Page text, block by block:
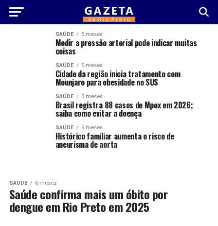
SAÚDE 5 meses
Medir a pressão arterial pode indicar muitas
coisas
SAÚDE 5 meses
Cidade da região inicia tratamento com
Mounjaro para obesidade no SUS
SAÚDE 5 meses
Brasil registra 88 casos de Mpox em 2026;
saiba como evitar a doença
SAÚDE 6 meses
Histórico familiar aumenta o risco de
aneurisma de aorta
SAÚDE 6 meses
Saúde confirma mais um óbito por
dengue em Rio Preto em 2025